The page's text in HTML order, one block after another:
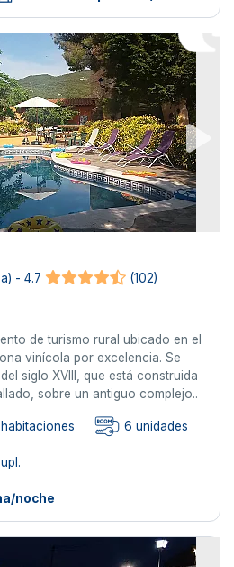
- 4.7
(102)
de turismo rural ubicado en el
vinícola por excelencia. Se
siglo XVIII, que está construida
sobre un antiguo complejo..
6 unidades
noche